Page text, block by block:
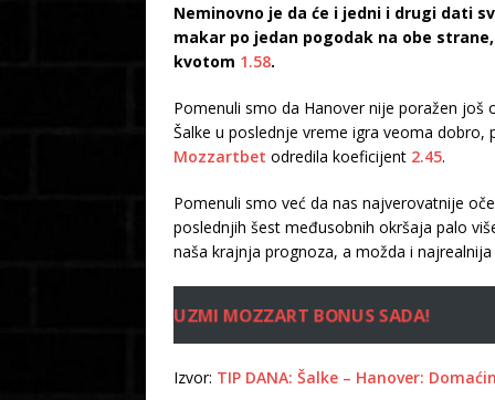
Neminovno je da će i jedni i drugi dati
makar po jedan pogodak na obe
kvotom 1.58.
Pomenuli smo da Hanover nije poražen još
Šalke u poslednje vreme igra veoma
Mozzartbet odredila koeficijent 2.45.
Pomenuli smo već da nas najverovatnije
poslednjih šest međusobnih okršaja palo
naša krajnja prognoza, a možda i
UZMI MOZZART BONUS SADA!
Izvor: TIP DANA: Šalke – Hanover: